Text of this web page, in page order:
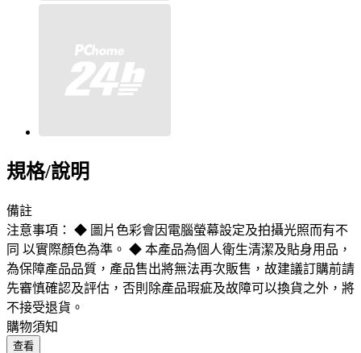
規格/說明
備註
注意事項： ◆ 圖片色彩會因電腦螢幕設定及拍攝光照而有不
同 以實際顏色為準。 ◆ 本產品為個人衛生清潔及貼身用品，
為保障產品品質，產品售出將無法再次販售，故建議訂購前請
先審慎確認及評估，否則除產品瑕疵及故障可以換貨之外，將
不接受退貨。
購物須知
查看